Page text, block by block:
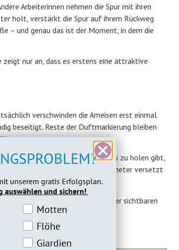
Arbeiterinnen nehmen die Spur mit ihren
holt, verstärkt die Spur auf ihrem Rückweg
– und genau das ist der Moment, in dem die
nur an, dass es erstens eine attraktive
verschwinden die Ameisen erst einmal.
beseitigt. Reste der Duftmarkierung bleiben
das Nest besteht und es etwas zu holen gibt,
Straße vielleicht ein paar Zentimeter versetzt
ansetzen: am Symptom (der sichtbaren
unserem gratis Erfolgsplan.
auswählen und sichern!
Motteninteresse
Motten
Flöheinteresse
Flöhe
Giardien Interesse
Giardien